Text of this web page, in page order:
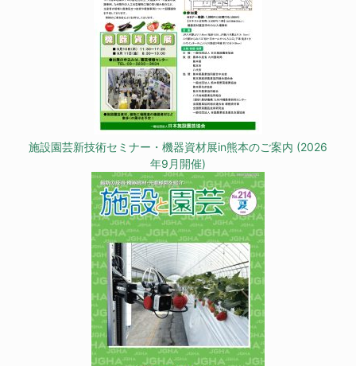
施設園芸新技術セミナー・機器資材展in熊本のご案内 (2026
年9月開催)